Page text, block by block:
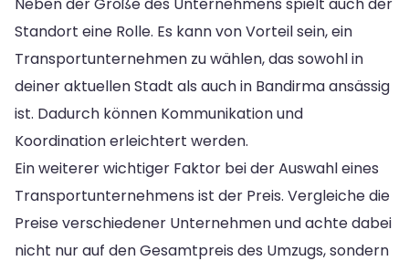
Standort eine Rolle. Es kann von Vorteil sein, ein
Transportunternehmen zu wählen, das sowohl in
deiner aktuellen Stadt als auch in Bandirma ansässig
ist. Dadurch können Kommunikation und
Koordination erleichtert werden.
Ein weiterer wichtiger Faktor bei der Auswahl eines
Transportunternehmens ist der Preis. Vergleiche die
Preise verschiedener Unternehmen und achte dabei
nicht nur auf den Gesamtpreis des Umzugs, sondern